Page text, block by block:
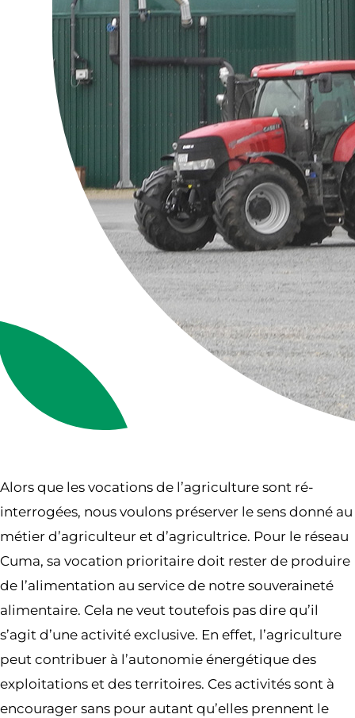
Alors que les vocations de l’agriculture sont ré-
interrogées, nous voulons préserver le sens donné au
métier d’agriculteur et d’agricultrice. Pour le réseau
Cuma, sa vocation prioritaire doit rester de produire
de l’alimentation au service de notre souveraineté
alimentaire. Cela ne veut toutefois pas dire qu’il
s’agit d’une activité exclusive. En effet, l’agriculture
peut contribuer à l’autonomie énergétique des
exploitations et des territoires. Ces activités sont à
encourager sans pour autant qu’elles prennent le